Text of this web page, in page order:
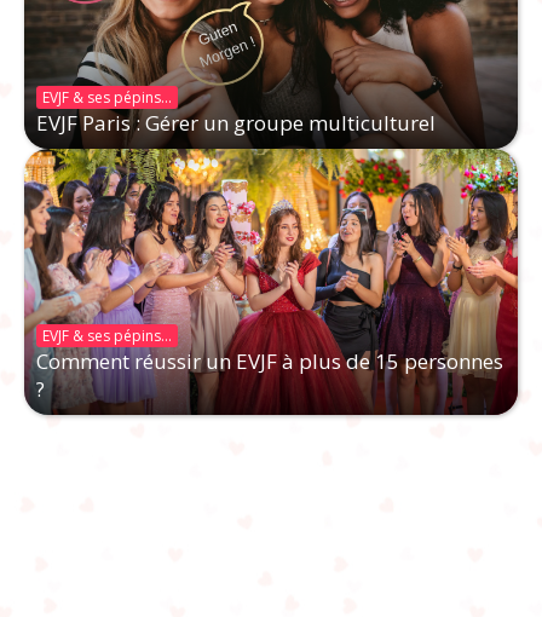
EVJF & ses pépins...
EVJF Paris : Gérer un groupe multiculturel
EVJF & ses pépins...
Comment réussir un EVJF à plus de 15 personnes
?